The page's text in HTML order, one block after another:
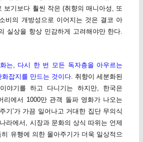
보기보다 훨씬 작은 (취향의 매니아성, 또
비의 개방성으로 이어지는 것은 결코 아
실상을 항상 민감하게 고려해야만 한다.
는, 다시 한 번 모든 독자층을 아우르는
잡지를 만드는 것이다. 취향이 세분화된
야기를 하고 다니기는 하지만, 한국은
리에서 1000만 관객 돌파 영화가 나오는
기’가 가끔 일어나고 거대한 집단 무의식
라에서, 시장과 문화의 상식 따위는 언제
유행에 의한 몰아주기가 더욱 일상적으